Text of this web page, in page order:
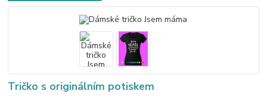
Tričko s originálním potiskem